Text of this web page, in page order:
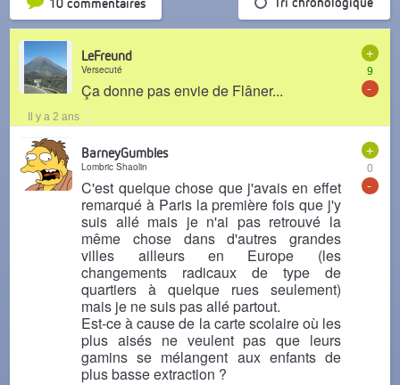
+
9
-
LeFreund
Versecuté
Ça donne pas envie de Flâner...
Il y a 2 ans
+
0
-
BarneyGumbles
Lombric Shaolin
C'est quelque chose que j'avais en effet
remarqué à Paris la première fois que j'y
suis allé mais je n'ai pas retrouvé la
même chose dans d'autres grandes
villes ailleurs en Europe (les
changements radicaux de type de
quartiers à quelque rues seulement)
mais je ne suis pas allé partout.
Est-ce à cause de la carte scolaire où les
plus aisés ne veulent pas que leurs
gamins se mélangent aux enfants de
plus basse extraction ?